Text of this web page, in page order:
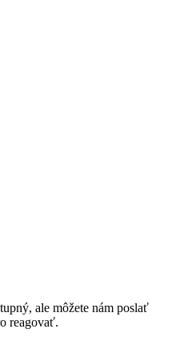
ale môžete nám poslať
reagovať.